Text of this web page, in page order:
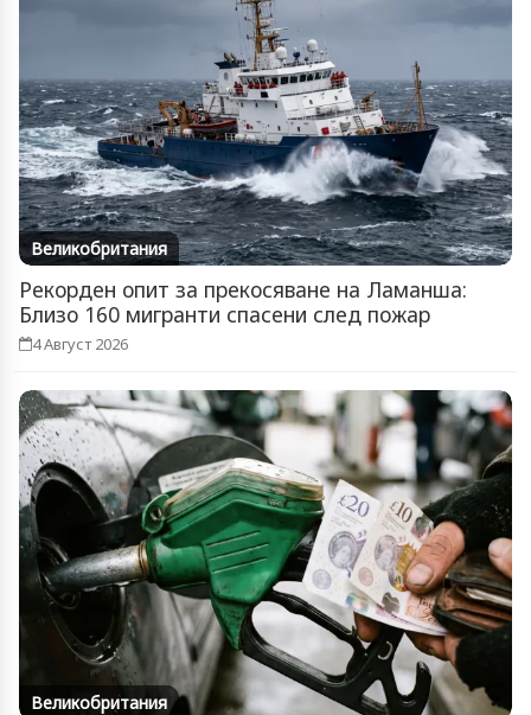
Великобритания
Рекорден опит за прекосяване на Ламанша:
Близо 160 мигранти спасени след пожар
4 Август 2026
Великобритания